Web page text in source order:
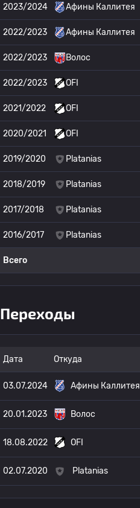
2023/2024 Афины Каллитея
2022/2023 Афины Каллитея
2022/2023 Волос
2022/2023 OFI
2021/2022 OFI
2020/2021 OFI
2019/2020 Platanias
2018/2019 Platanias
2017/2018 Platanias
2016/2017 Platanias
Всего
Переходы
Дата Откуда
03.07.2024 Афины Каллитея
20.01.2023 Волос
18.08.2022 OFI
02.07.2020 Platanias